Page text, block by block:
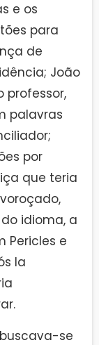
e os
para
de
João
professor,
palavras
por
que teria
idioma, a
Pericles e
la
se